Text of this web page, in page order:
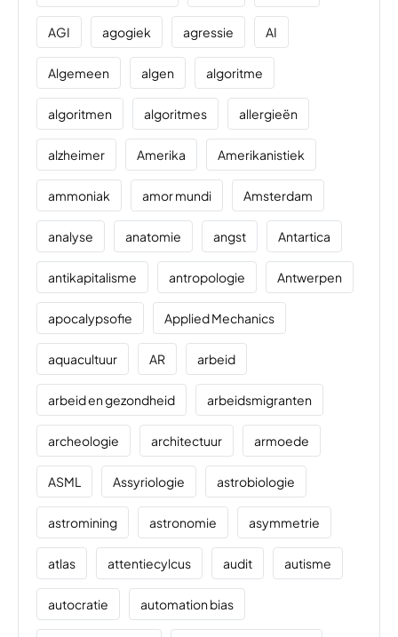
AGI agogiek agressie AI
Algemeen algen algoritme
algoritmen algoritmes allergieën
alzheimer Amerika Amerikanistiek
ammoniak amor mundi Amsterdam
analyse anatomie angst Antartica
antikapitalisme antropologie Antwerpen
apocalypsofie Applied Mechanics
aquacultuur AR arbeid
arbeid en gezondheid arbeidsmigranten
archeologie architectuur armoede
ASML Assyriologie astrobiologie
astromining astronomie asymmetrie
atlas attentiecylcus audit autisme
autocratie automation bias